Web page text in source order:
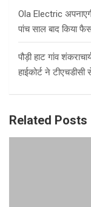
Ola Electric
पांच साल बाद किया
पौड़ी हाट गांव
हाईकोर्ट ने
Related Posts